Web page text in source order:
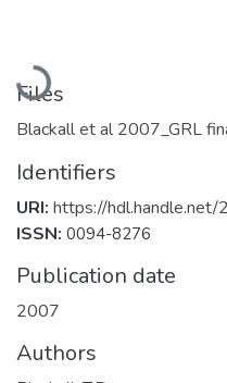
Loading...
Files
Blackall et al 2007_GRL
Identifiers
URI: https://
ISSN: 0094-8276
Publication date
2007
Authors